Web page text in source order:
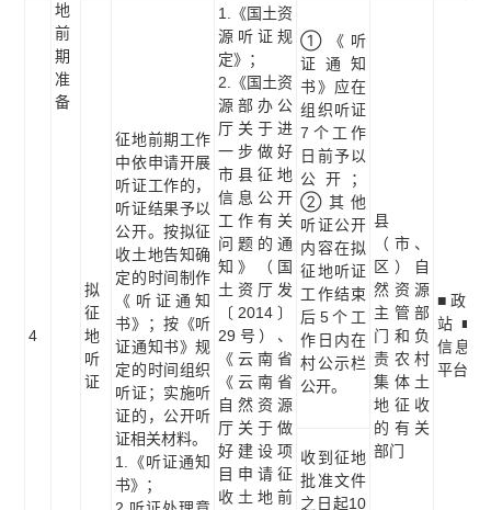
地
前
期
准
备
4
拟
征
地
听
证
征地前期工作
中依申请开展
听证工作的，
听证结果予以
公开。按拟征
收土地告知确
定的时间制作
《听证通知
书》；按《听
证通知书》规
定的时间组织
听证；实施听
证的，公开听
证相关材料。
1.《听证通知
书》；
1.《国土资
源听证规
定》；
2.《国土资
源部办公
厅关于进
一步做好
市县征地
信息公开
工作有关
问题的通
知》（国
土资厅发
〔2014〕
29号）、
《云南省
《云南省
自然资源
厅关于做
好建设项
目申请征
收土地前
①《听
证通知
书》应在
组织听证
7个工作
日前予以
公开；
②其他
听证公开
内容在拟
征地听证
工作结束
后5个工
作日内在
村公示栏
公开。
县
（市、
区）自
然资源
主管部
门和负
责农村
集体土
地征收
的有关
部门
■政府
站 ■征
信息
平台
收到征地
批准文件
之日起10